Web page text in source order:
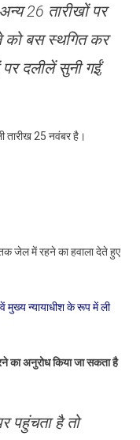
26 तारीखों पर
को बस स्थगित कर
दलीलें सुनी गईं,
तारीख 25 नवंबर है।
जेल में रहने का हवाला देते हुए
मुख्य न्यायाधीश के रूप में ली
का अनुरोध किया जा सकता है
पहुंचता है तो